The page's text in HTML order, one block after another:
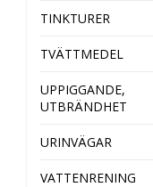
TINKTURER
TVÄTTMEDEL
UPPIGGANDE,
UTBRÄNDHET
URINVÄGAR
VATTENRENING